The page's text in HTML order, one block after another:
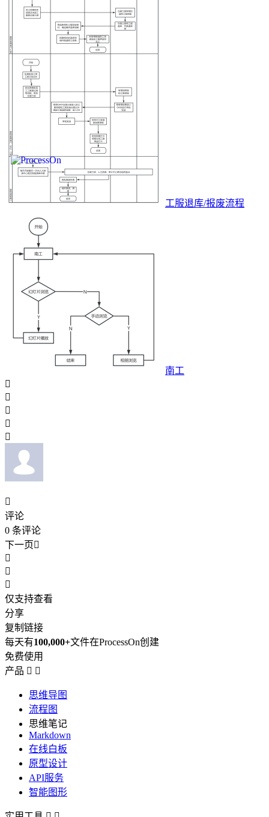
工服退库/报废流程
南工






评论
0 条评论
下一页



仅支持查看
分享
复制链接
每天有100,000+文件在ProcessOn创建
免费使用
产品  
思维导图
流程图
思维笔记
Markdown
在线白板
原型设计
API服务
智能图形